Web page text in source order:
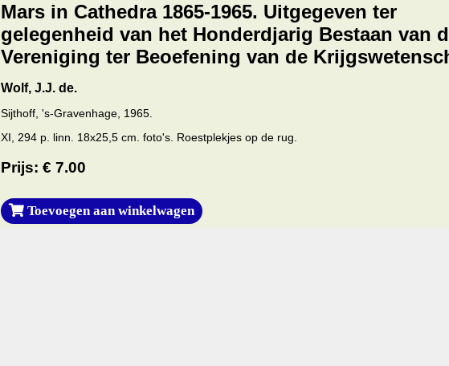
Mars in Cathedra 1865-1965. Uitgegeven ter
gelegenheid van het Honderdjarig Bestaan van
Vereniging ter Beoefening van de
Wolf, J.J. de.
Sijthoff, 's-Gravenhage, 1965.
XI, 294 p. linn. 18x25,5 cm. foto's. Roestplekjes op de rug.
Prijs: € 7.00
Toevoegen aan winkelwagen